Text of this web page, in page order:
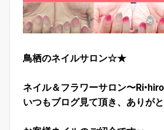
鳥栖のネイルサロン☆★
ネイル＆フラワーサロン〜Ri•hiro
いつもブログ見て頂き、ありが